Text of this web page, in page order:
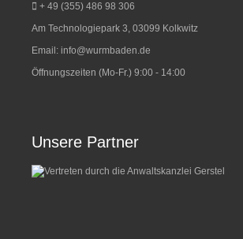
+ 49 (355) 486 98 306
Am Technologiepark 3, 03099 Kolkwitz
Email: info@wurmbaden.de
Öffnungszeiten (Mo-Fr.) 9:00 - 14:00
Unsere Partner